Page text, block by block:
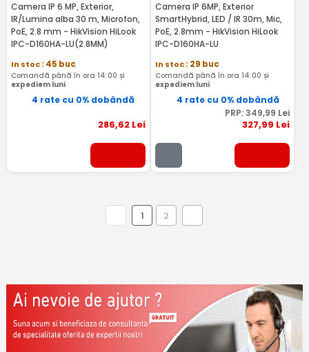
Camera IP 6 MP, Exterior,
IR/Lumina alba 30 m, Microfon,
PoE, 2.8 mm - HikVision HiLook
IPC-D160HA-LU(2.8MM)
In stoc: 45 buc
Comandă până în ora 14:00 și
expediem luni
4 rate cu 0% dobândă
286,62Lei
Camera IP 6MP, Exterior
SmartHybrid, LED / IR 30m, Mic,
PoE, 2.8mm - HikVision HiLook
IPC-D160HA-LU
In stoc: 29 buc
Comandă până în ora 14:00 și
expediem luni
4 rate cu 0% dobândă
PRP:349,99 Lei
327,99 Lei
1 2